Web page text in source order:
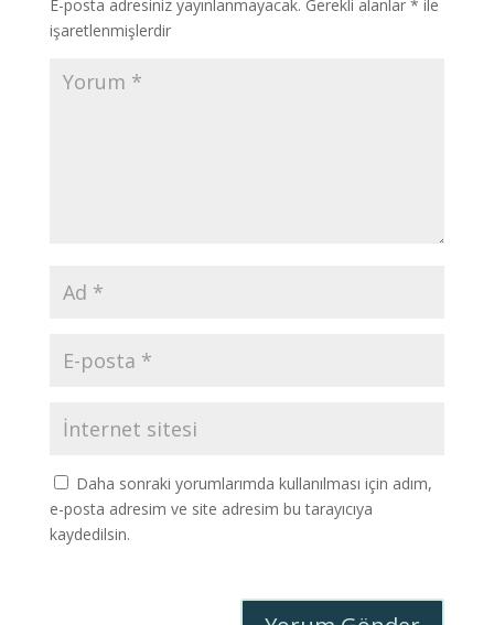
E-posta adresiniz yayınlanmayacak. Gerekli alanlar * ile
işaretlenmişlerdir
Daha sonraki yorumlarımda kullanılması için adım,
e-posta adresim ve site adresim bu tarayıcıya
kaydedilsin.